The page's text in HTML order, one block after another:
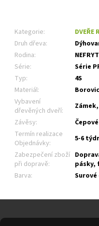
Kategorie:
DVEŘE
Druh dřeva:
Rodina:
NEFRYT
Série:
Série
Typ:
4S
Materiál:
Vybavení
dřevěných dveří:
Závěsy:
Termín realizace
Objednávky:
5-6
Zabezpečení zboží
při dopravě:
Barva: